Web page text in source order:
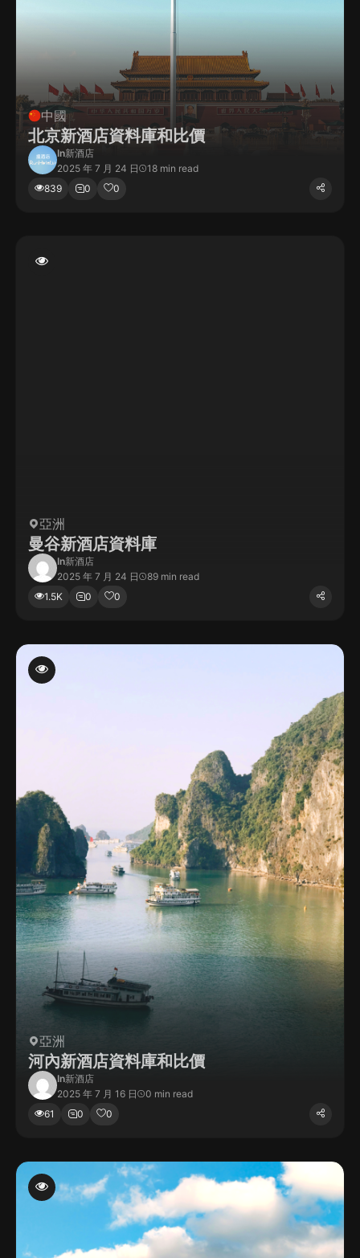
中國
北京新酒店資料庫和比價
In新酒店
2025 年 7 月 24 日
18 min read
839
0 0
亞洲
曼谷新酒店資料庫
In新酒店
2025 年 7 月 24 日
89 min read
1.5K
0 0
亞洲
河內新酒店資料庫和比價
In新酒店
2025 年 7 月 16 日
0 min read
61
0 0